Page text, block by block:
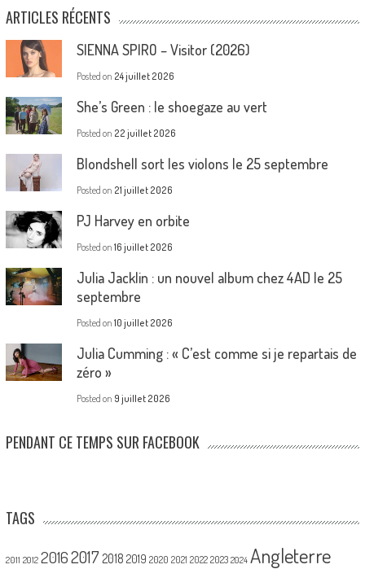
ARTICLES RÉCENTS
SIENNA SPIRO – Visitor (2026)
Posted on 24 juillet 2026
She’s Green : le shoegaze au vert
Posted on 22 juillet 2026
Blondshell sort les violons le 25 septembre
Posted on 21 juillet 2026
PJ Harvey en orbite
Posted on 16 juillet 2026
Julia Jacklin : un nouvel album chez 4AD le 25
septembre
Posted on 10 juillet 2026
Julia Cumming : « C’est comme si je repartais de
zéro »
Posted on 9 juillet 2026
PENDANT CE TEMPS SUR FACEBOOK
TAGS
2011 2012 20162017 2018 2019 2020 2021 2022 2023 2024 Angleterre